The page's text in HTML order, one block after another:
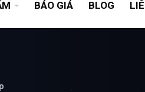
BÁO GIÁ BLOG